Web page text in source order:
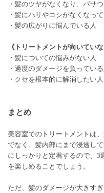
・髪のツヤがなくなり、パサ
・髪にハリやコシがなくなっ
・髪の広がりに悩んでいる人
《トリートメントが向いていな
・髪についての悩みがない人
・過度のダメージを負っている
・クセを根本的に解消したい人
まとめ
美容室でのトリートメントは
でなく、髪内部にまで浸透し
にしっかりと定着するので、3
を楽しめることでしょう。
ただ、髪のダメージが大きす